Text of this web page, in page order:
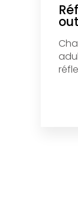
out